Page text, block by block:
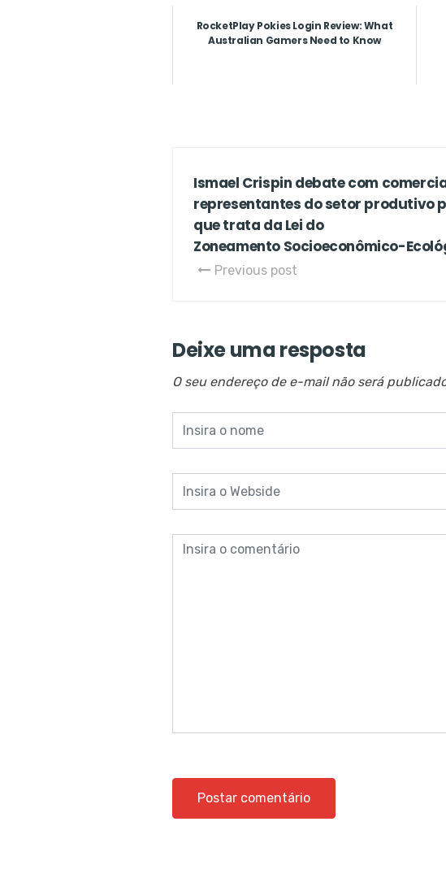
RocketPlay Pokies Login Review: What
Australian Gamers Need to Know
Ismael Crispin debate com
representantes do setor produtivo
que trata da Lei do
Zoneamento Socioeconômico-
Previous post
Deixe uma resposta
O seu endereço de e-mail não será